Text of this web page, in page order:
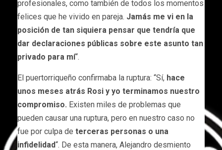
profesionales, como también de todos los momentos
felices que he vivido en pareja. Jamás me vi en la
posición de tan siquiera pensar que tendría que
dar declaraciones públicas sobre este asunto tan
privado para mí“.
El puertorriqueño confirmaba la ruptura: “Sí, hace
unos meses atrás Rosi y yo terminamos nuestro
compromiso. Existen miles de problemas que
pueden causar una ruptura, pero en nuestro caso no
fue por culpa de terceras personas o una
infidelidad“. De esta manera, Alejandro desmiento